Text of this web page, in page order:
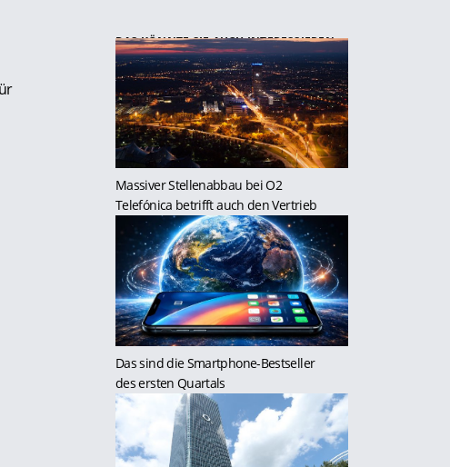
DAS KÖNNTE SIE AUCH INTERESSIEREN:
Massiver Stellenabbau bei O2
Telefónica betrifft auch den Vertrieb
Das sind die Smartphone-Bestseller
des ersten Quartals